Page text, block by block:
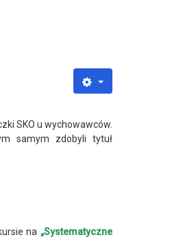
SKO u wychowawców.
samym zdobyli tytuł
na „Systematyczne